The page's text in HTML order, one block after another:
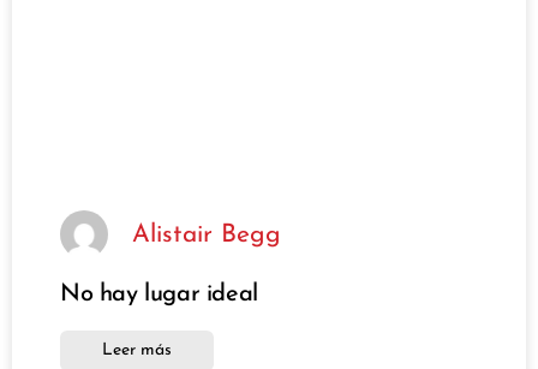
Alistair Begg
No hay lugar ideal
Leer más